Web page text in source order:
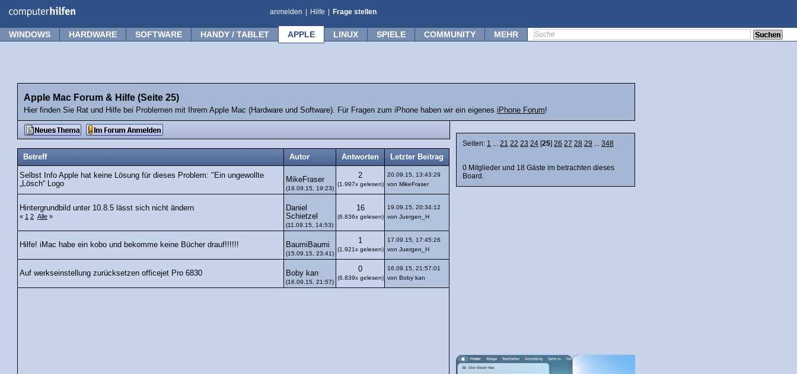
anmelden Hilfe Frage stellen
WINDOWS HARDWARE SOFTWARE HANDY / TABLET APPLE LINUX SPIELE COMMUNITY MEHR
Apple Mac Forum & Hilfe (Seite 25)
Hier finden Sie Rat und Hilfe bei Problemen mit Ihrem Apple Mac (Hardware und Software). Für Fragen zum iPhone haben wir ein eigenes iPhone Forum!
Betreff Autor Antworten Letzter Beitrag
Selbst Info Apple hat keine Lösung für dieses Problem: "Ein ungewollte
„Lösch“ Logo
MikeFraser
(19.09.15, 19:23)
2
(1.997x gelesen)
20.09.15, 13:43:29
von MikeFraser
Hintergrundbild unter 10.8.5 lässt sich nicht ändern
« 1 2 Alle »
Daniel
Schietzel
(11.09.15, 14:53)
16
(6.836x gelesen)
19.09.15, 20:34:12
von Juergen_H
Hilfe! iMac habe ein kobo und bekomme keine Bücher drauf!!!!!! BaumiBaumi
(15.09.15, 23:41)
1
(1.921x gelesen)
17.09.15, 17:45:26
von Juergen_H
Auf werkseinstellung zurücksetzen officejet Pro 6830 Boby kan
(16.09.15, 21:57)
0
(6.839x gelesen)
16.09.15, 21:57:01
von Boby kan
Seiten: 1 ... 21 22 23 24 [25] 26 27 28 29 ... 348
0 Mitglieder und 18 Gäste im betrachten dieses
Board.